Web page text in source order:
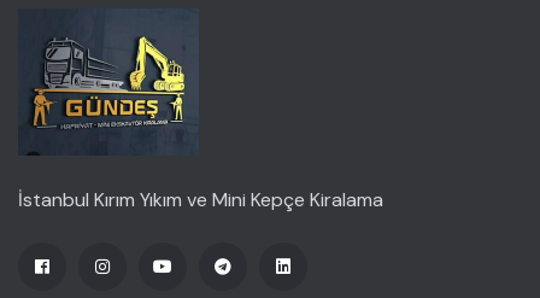
İstanbul Kırım Yıkım ve Mini Kepçe Kiralama